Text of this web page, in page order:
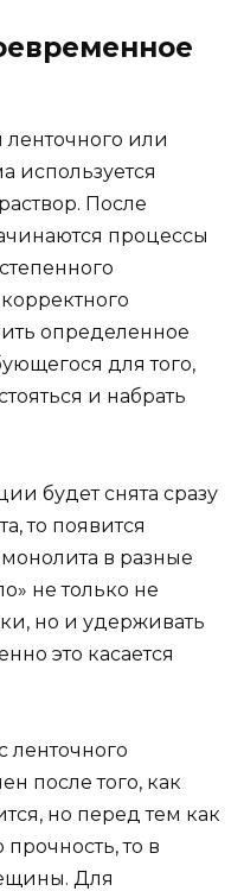
ленточного или
используется
После
процессы
определенное
для того,
и набрать
будет снята сразу
то появится
в разные
не только не
но и удерживать
это касается
ленточного
после того, как
но перед тем как
то в
Для